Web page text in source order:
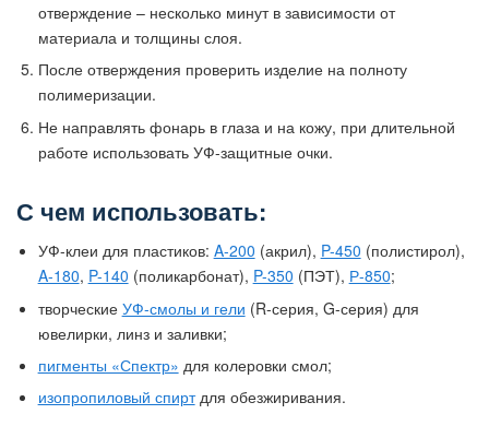
отверждение – несколько минут в зависимости от
материала и толщины слоя.
После отверждения проверить изделие на полноту
полимеризации.
Не направлять фонарь в глаза и на кожу, при длительной
работе использовать УФ-защитные очки.
С чем использовать:
УФ-клеи для пластиков: A-200 (акрил), P-450 (полистирол),
A-180, P-140 (поликарбонат), P-350 (ПЭТ), Р-850;
творческие УФ-смолы и гели (R-серия, G-серия) для
ювелирки, линз и заливки;
пигменты «Спектр» для колеровки смол;
изопропиловый спиртдля обезжиривания.